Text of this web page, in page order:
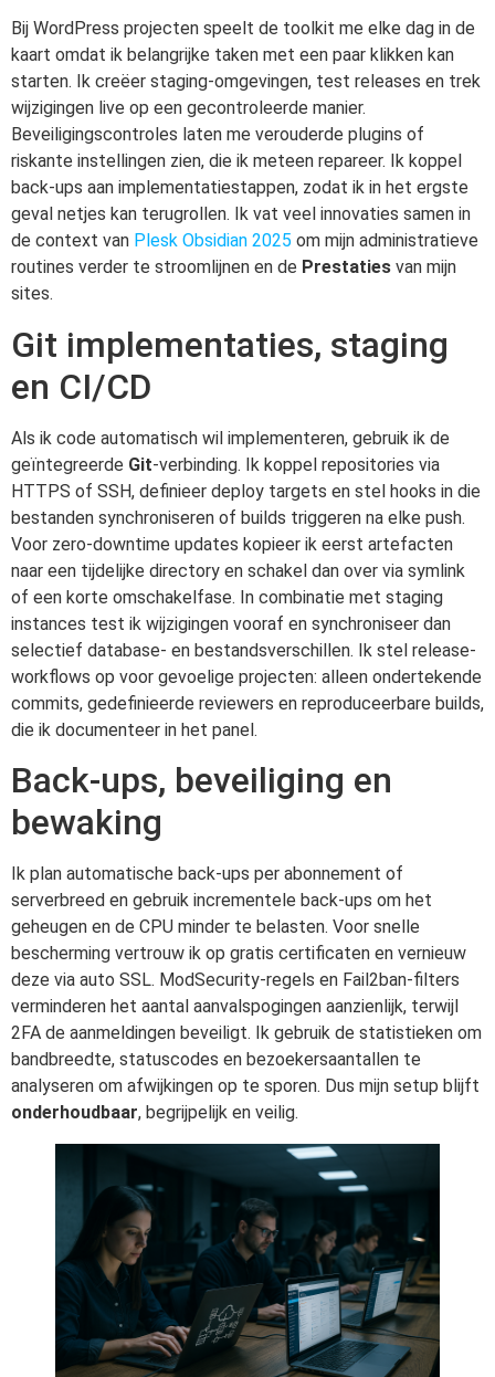
Bij WordPress projecten speelt de toolkit me elke dag in de
kaart omdat ik belangrijke taken met een paar klikken kan
starten. Ik creëer staging-omgevingen, test releases en trek
wijzigingen live op een gecontroleerde manier.
Beveiligingscontroles laten me verouderde plugins of
riskante instellingen zien, die ik meteen repareer. Ik koppel
back-ups aan implementatiestappen, zodat ik in het ergste
geval netjes kan terugrollen. Ik vat veel innovaties samen in
de context van Plesk Obsidian 2025 om mijn administratieve
routines verder te stroomlijnen en de Prestaties van mijn
sites.
Git implementaties, staging
en CI/CD
Als ik code automatisch wil implementeren, gebruik ik de
geïntegreerde Git-verbinding. Ik koppel repositories via
HTTPS of SSH, definieer deploy targets en stel hooks in die
bestanden synchroniseren of builds triggeren na elke push.
Voor zero-downtime updates kopieer ik eerst artefacten
naar een tijdelijke directory en schakel dan over via symlink
of een korte omschakelfase. In combinatie met staging
instances test ik wijzigingen vooraf en synchroniseer dan
selectief database- en bestandsverschillen. Ik stel release-
workflows op voor gevoelige projecten: alleen ondertekende
commits, gedefinieerde reviewers en reproduceerbare builds,
die ik documenteer in het panel.
Back-ups, beveiliging en
bewaking
Ik plan automatische back-ups per abonnement of
serverbreed en gebruik incrementele back-ups om het
geheugen en de CPU minder te belasten. Voor snelle
bescherming vertrouw ik op gratis certificaten en vernieuw
deze via auto SSL. ModSecurity-regels en Fail2ban-filters
verminderen het aantal aanvalspogingen aanzienlijk, terwijl
2FA de aanmeldingen beveiligt. Ik gebruik de statistieken om
bandbreedte, statuscodes en bezoekersaantallen te
analyseren om afwijkingen op te sporen. Dus mijn setup blijft
onderhoudbaar, begrijpelijk en veilig.